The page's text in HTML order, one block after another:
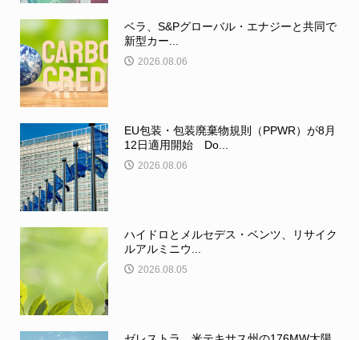
ベラ、S&Pグローバル・エナジーと共同で
新型カー...
2026.08.06
EU包装・包装廃棄物規則（PPWR）が8月
12日適用開始 Do...
2026.08.06
ハイドロとメルセデス・ベンツ、リサイク
ルアルミニウ...
2026.08.05